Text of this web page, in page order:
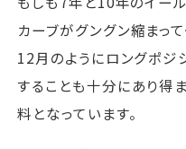
カーブがグングン縮まっ
12月のようにロングポジ
することも十分にあり得
料となっています。